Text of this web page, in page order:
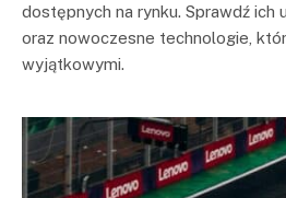
dostępnych na rynku. Sprawdź ich
oraz nowoczesne technologie,
wyjątkowymi.